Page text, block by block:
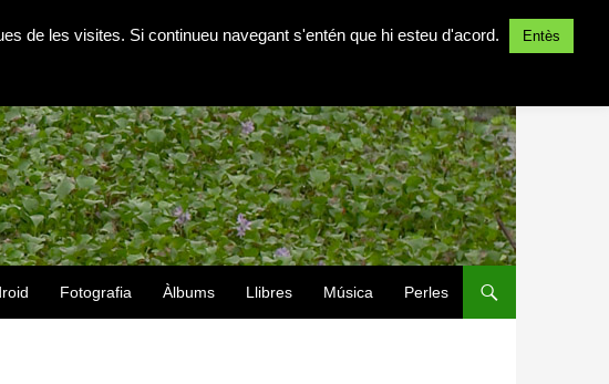
Fotografia Àlbums Llibres Música Perles
de les visites. Si continueu navegant s'entén que hi esteu d'acord. Entès